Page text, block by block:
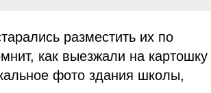
разместить их по
как выезжали на картошку
фото здания школы,